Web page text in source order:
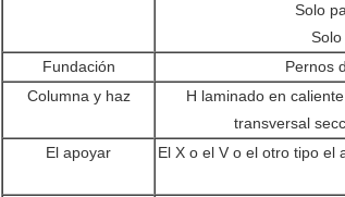
Solo
Fundación
Pernos
Columna y haz
H laminado en
transversal
El apoyar
El X o el V o el otro tipo el